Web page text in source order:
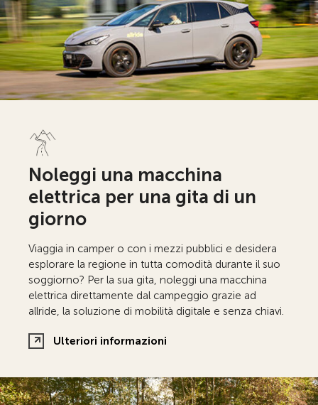
Noleggi una macchina
elettrica per una gita di un
giorno
Viaggia in camper o con i mezzi pubblici e desidera
esplorare la regione in tutta comodità durante il suo
soggiorno? Per la sua gita, noleggi una macchina
elettrica direttamente dal campeggio grazie ad
allride, la soluzione di mobilità digitale e senza chiavi.
Ulteriori informazioni